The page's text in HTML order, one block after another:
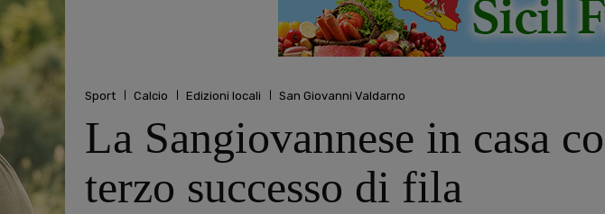
Sport Calcio Edizioni locali San Giovanni Valdarno
La Sangiovannese in casa
terzo successo di fila